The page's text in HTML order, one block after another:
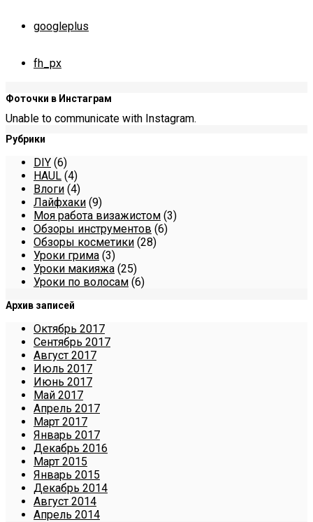
googleplus
fh_px
Фоточки в Инстаграм
Unable to communicate with Instagram.
Рубрики
DIY (6)
HAUL (4)
Влоги (4)
Лайфхаки (9)
Моя работа визажистом (3)
Обзоры инструментов (6)
Обзоры косметики (28)
Уроки грима (3)
Уроки макияжа (25)
Уроки по волосам (6)
Архив записей
Октябрь 2017
Сентябрь 2017
Август 2017
Июль 2017
Июнь 2017
Май 2017
Апрель 2017
Март 2017
Январь 2017
Декабрь 2016
Март 2015
Январь 2015
Декабрь 2014
Август 2014
Апрель 2014